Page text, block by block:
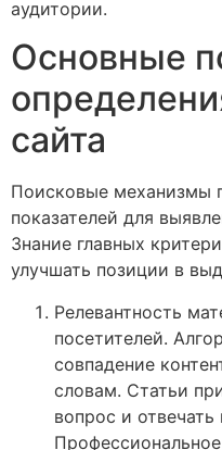
аудитории.
Основные
сайта
Поисковые механизмы
показателей для
Знание главных
улучшать позиции в
Релевантность
посетителей.
совпадение
словам. Статьи
вопрос и